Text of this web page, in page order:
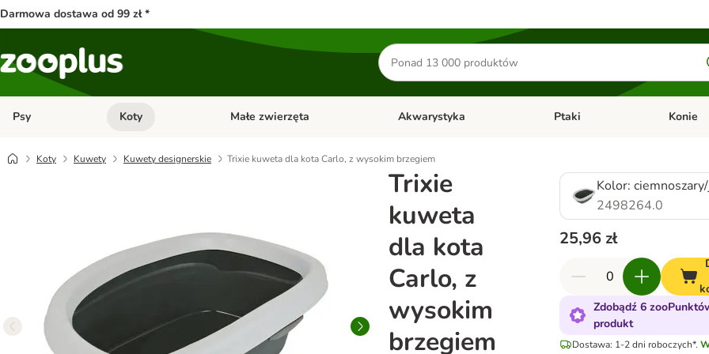
Darmowa dostawa od 99 zł *
Szukaj
produktów
Psy Otwórz menu kategorii: Psy
Koty Otwórz menu kategorii: Koty
Małe zwierzęta Otwórz menu kategorii: Małe zwierzęta
Akwarystyka Otwórz menu kategorii:
Ptaki Otwórz
Konie
Koty Kuwety Kuwety designerskie Trixie kuweta dla kota Carlo, z wysokim brzegiem
Trixie
kuweta
dla kota
Carlo, z
wysokim
brzegiem
Kolor:
2498264.0
25,96 zł
Zdobądź 6
produkt
Dostawa: 1-2 dni roboczych*.